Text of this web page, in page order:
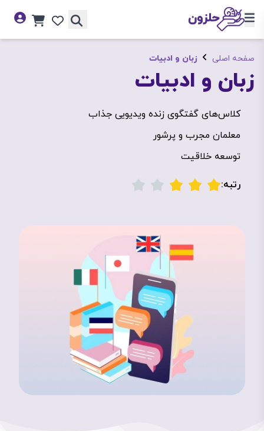
صفحه اصلی زبان و ادبیات
زبان و ادبیات
کلاس‌های گفتگوی زنده ویدیویی جذاب
معلمان مجرب و پرشور
توسعه خلاقیت
رتبه: